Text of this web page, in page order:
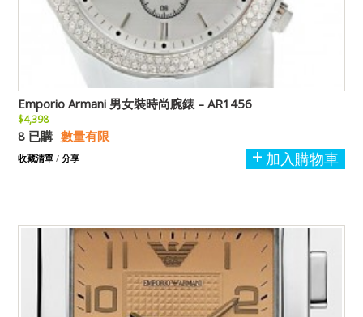
Emporio Armani 男女裝時尚腕錶 – AR1456
$4,398
8 已購 數量有限
加入購物車
收藏清單 / 分享